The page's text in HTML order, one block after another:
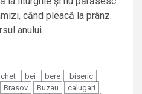
cănd pleacă la prânz.
anului.
bei bere
biseric
Brasov Buzau
calugari